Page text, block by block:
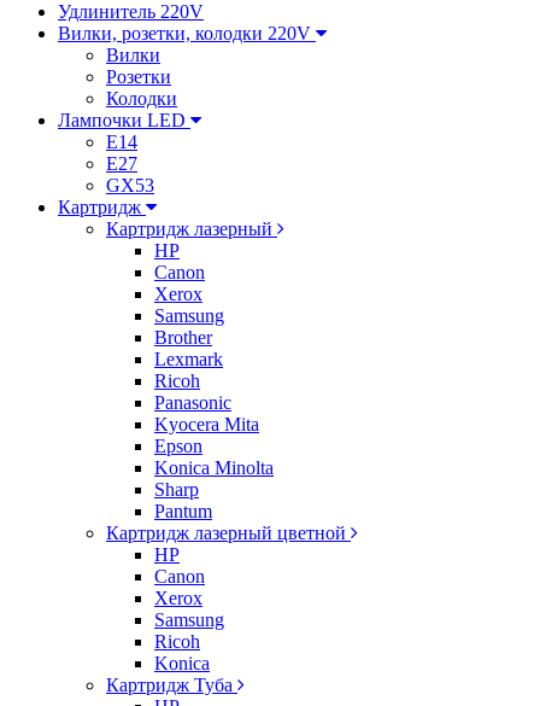
Удлинитель 220V
Вилки, розетки, колодки 220V
Вилки
Розетки
Колодки
Лампочки LED
E14
E27
GX53
Картридж
Картридж лазерный
HP
Canon
Xerox
Samsung
Brother
Lexmark
Ricoh
Panasonic
Kyocera Mita
Epson
Konica Minolta
Sharp
Pantum
Картридж лазерный цветной
HP
Canon
Xerox
Samsung
Ricoh
Konica
Картридж Туба